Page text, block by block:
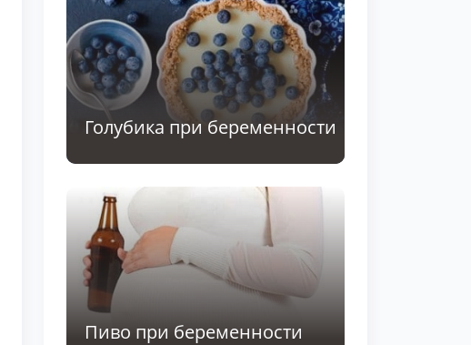
Голубика при беременности
Пиво при беременности